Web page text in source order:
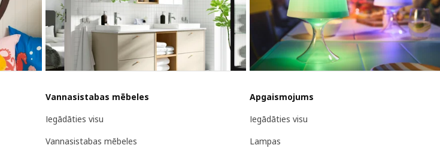
Vannasistabas mēbeles
Iegādāties visu
Vannasistabas mēbeles
Apgaismojums
Iegādāties visu
Lampas